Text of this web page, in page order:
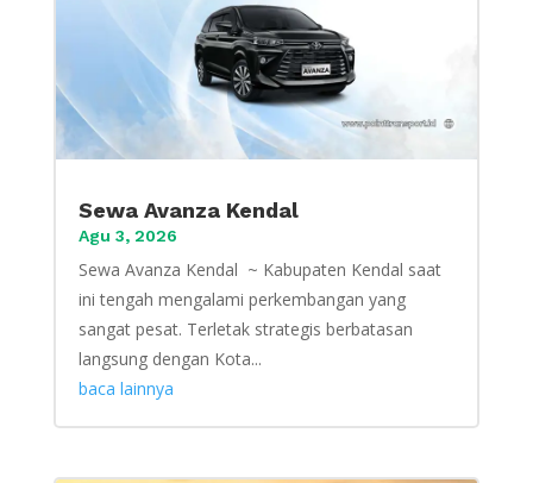
Sewa Avanza Kendal
Agu 3, 2026
Sewa Avanza Kendal ~ Kabupaten Kendal saat
ini tengah mengalami perkembangan yang
sangat pesat. Terletak strategis berbatasan
langsung dengan Kota...
baca lainnya